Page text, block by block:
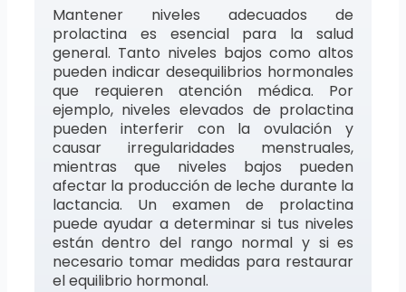
Mantener niveles adecuados de
prolactina es esencial para la salud
general. Tanto niveles bajos como altos
pueden indicar desequilibrios hormonales
que requieren atención médica. Por
ejemplo, niveles elevados de prolactina
pueden interferir con la ovulación y
causar irregularidades menstruales,
mientras que niveles bajos pueden
afectar la producción de leche durante la
lactancia. Un examen de prolactina
puede ayudar a determinar si tus niveles
están dentro del rango normal y si es
necesario tomar medidas para restaurar
el equilibrio hormonal.